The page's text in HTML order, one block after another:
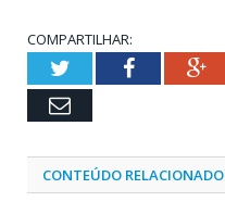
COMPARTILHAR:
TwitterFacebook
Email
CONTEÚDO RELACIONADO